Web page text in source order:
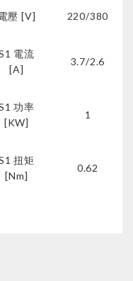
壓 [V] 220/380
電流
[A]
3.7/2.6
功率
[KW]
1
扭矩
[Nm]
0.62